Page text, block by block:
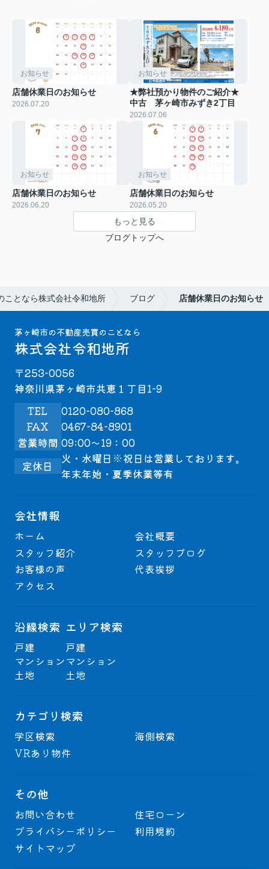
お知らせ
店舗休業日のお知らせ
2026.07.20
お知らせ
★弊社預かり物件のご紹介★
中古 茅ヶ崎市みずき2丁目
2026.07.06
お知らせ
店舗休業日のお知らせ
2026.06.20
お知らせ
店舗休業日のお知らせ
2026.05.20
もっと見る
ブログトップへ
ことなら株式会社令和地所 ブログ 店舗休業日のお知らせ
茅ヶ崎市の不動産売買のことなら
株式会社令和地所
〒253-0056
神奈川県茅ヶ崎市共恵１丁目1-9
TEL
0120-080-868
FAX
0467-84-8901
営業時間 09:00～19：00
定休日
火・水曜日※祝日は営業しております。
年末年始・夏季休業等有
会社情報
ホーム
会社概要
スタッフ紹介
スタッフブログ
お客様の声
代表挨拶
アクセス
沿線検索
戸建
マンション
土地
エリア検索
戸建
マンション
土地
カテゴリ検索
学区検索
海側検索
VRあり物件
その他
お問い合わせ
住宅ローン
プライバシーポリシー
利用規約
サイトマップ